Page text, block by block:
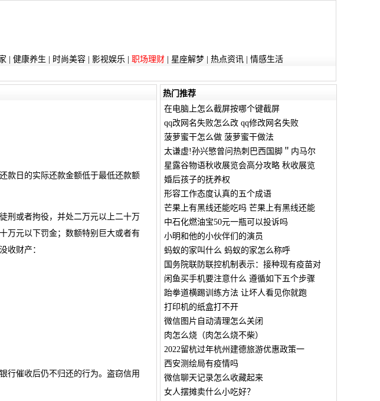
健康养生 时尚美容| 影视娱乐 职场理财| 星座解梦| 热点资讯| 情感生活
款日的实际还款金额低于最低还款额
刑或者拘役，并处二万元以上二十万
万元以下罚金；数额特别巨大或者有
收财产：
行催收后仍不归还的行为。盗窃信用
热门推荐
在电脑上怎么截屏按哪个键截屏
qq改网名失败怎么改 qq修改网名失败
菠萝蜜干怎么做 菠萝蜜干做法
太谦虚!孙兴慜曾问热刺巴西国脚＂内马尔
星露谷物语秋收展览会高分攻略 秋收展览
婚后孩子的抚养权
形容工作态度认真的五个成语
芒果上有黑线还能吃吗 芒果上有黑线还能
中石化燃油宝50元一瓶可以投诉吗
小明和他的小伙伴们的演员
蚂蚁的家叫什么 蚂蚁的家怎么称呼
国务院联防联控机制表示：接种现有疫苗对
闲鱼买手机要注意什么 遵循如下五个步骤
跆拳道横踢训练方法 让坏人看见你就跑
打印机的纸盒打不开
微信图片自动清理怎么关闭
肉怎么烧（肉怎么烧不柴）
2022留杭过年杭州建德旅游优惠政策一
西安测绘局有疫情吗
微信聊天记录怎么收藏起来
女人摆摊卖什么小吃好？